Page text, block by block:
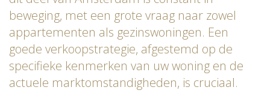
beweging, met een grote vraag naar zowel
appartementen als gezinswoningen. Een
goede verkoopstrategie, afgestemd op de
specifieke kenmerken van uw woning en de
actuele marktomstandigheden, is cruciaal.